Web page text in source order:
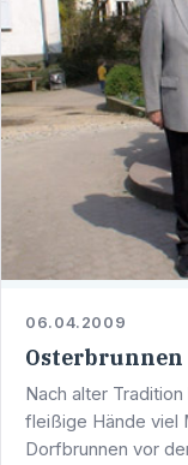
06.04.2009
Nach alter
fleißige Hände viel
Dorfbrunnen vor